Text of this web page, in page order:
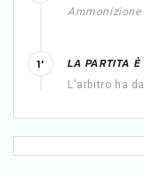
Ammonizione
LA PARTITA
L'arbitro ha
1'